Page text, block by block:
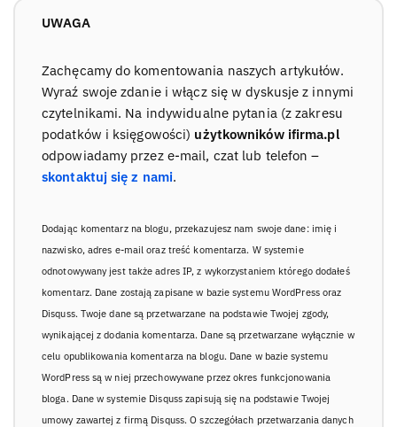
UWAGA
Zachęcamy do komentowania naszych artykułów.
Wyraź swoje zdanie i włącz się w dyskusje z innymi
czytelnikami. Na indywidualne pytania (z zakresu
podatków i księgowości) użytkowników ifirma.pl
odpowiadamy przez e-mail, czat lub telefon –
skontaktuj się z nami.
Dodając komentarz na blogu, przekazujesz nam swoje dane: imię i
nazwisko, adres e-mail oraz treść komentarza. W systemie
odnotowywany jest także adres IP, z wykorzystaniem którego dodałeś
komentarz. Dane zostają zapisane w bazie systemu WordPress oraz
Disquss. Twoje dane są przetwarzane na podstawie Twojej zgody,
wynikającej z dodania komentarza. Dane są przetwarzane wyłącznie w
celu opublikowania komentarza na blogu. Dane w bazie systemu
WordPress są w niej przechowywane przez okres funkcjonowania
bloga. Dane w systemie Disquss zapisują się na podstawie Twojej
umowy zawartej z firmą Disquss. O szczegółach przetwarzania danych